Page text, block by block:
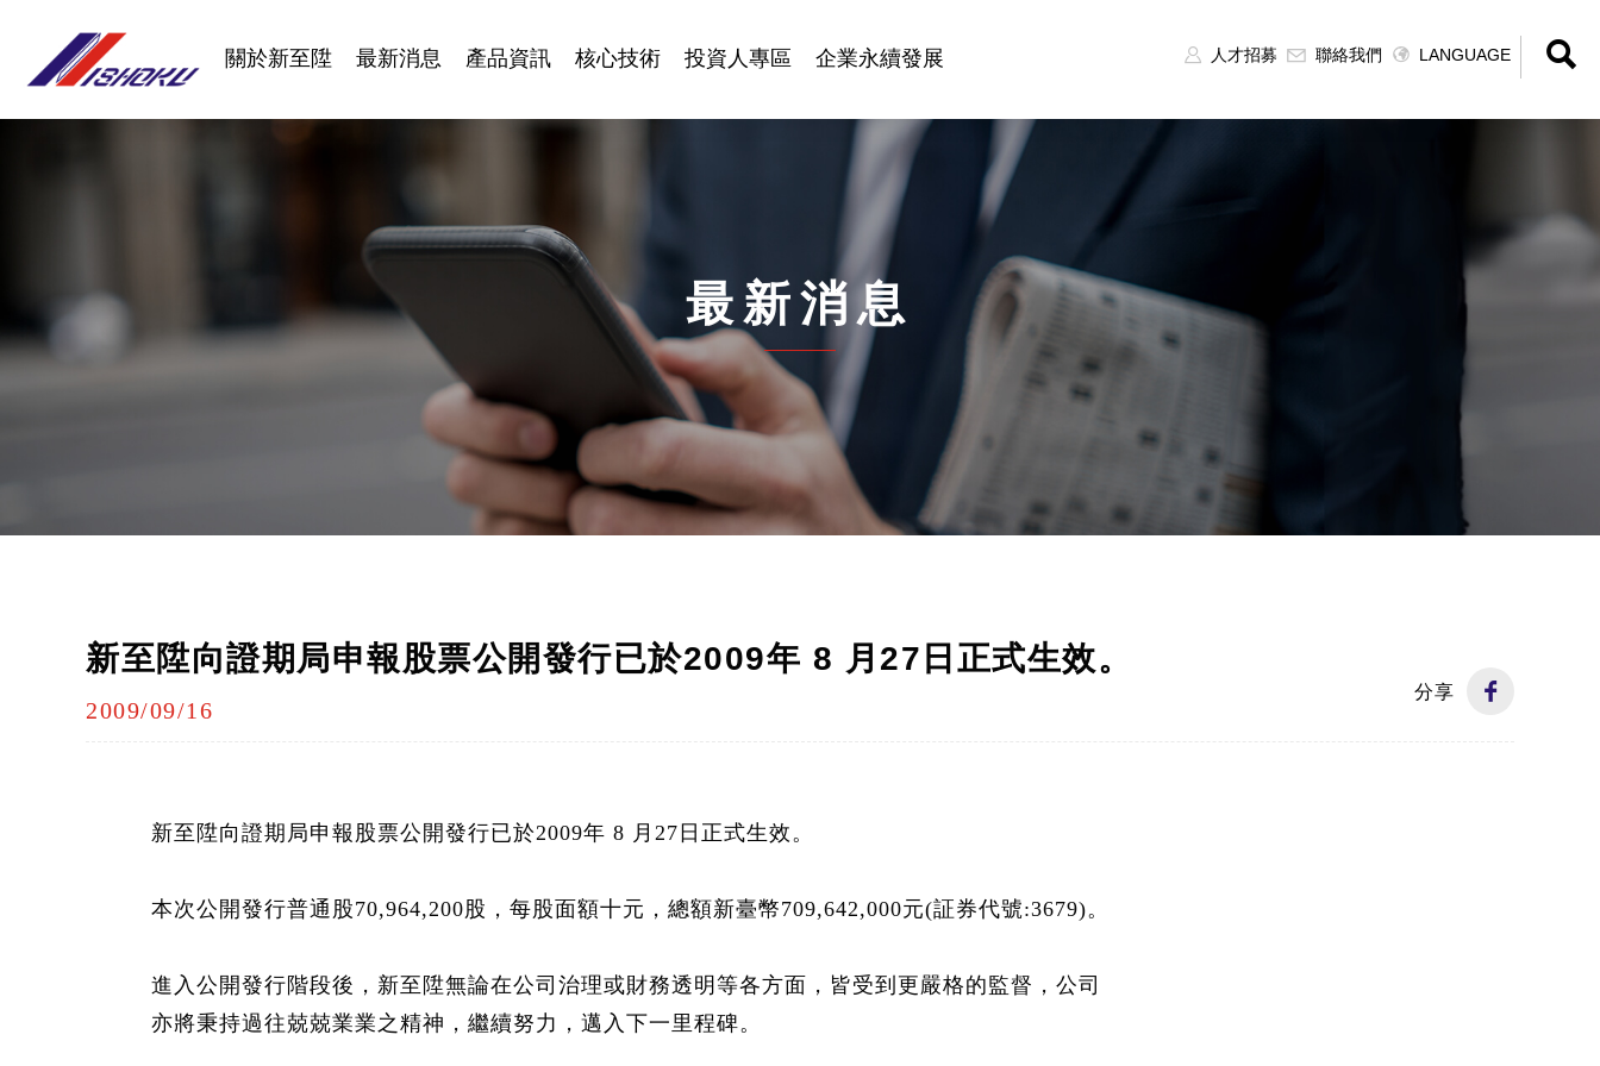
關於新至陞 最新消息 產品資訊 核心技術 投資人專區 企業永續發展 人才招募 聯絡我們 LANGUAGE
最新消息
新至陞向證期局申報股票公開發行已於2009年 8 月27日正式生效。
2009/09/16
分享
新至陞向證期局申報股票公開發行已於2009年 8 月 27 日正式生效。
本次公開發行普通股70,964,200股，每股面額十元，總額新臺幣709,642,000元(証券代號:3679)。
進入公開發行階段後，新至陞無論在公司治理或財務透明等各方面，皆受到更嚴格的監督，公司
亦將秉持過往兢兢業業之精神，繼續努力，邁入下一里程碑。